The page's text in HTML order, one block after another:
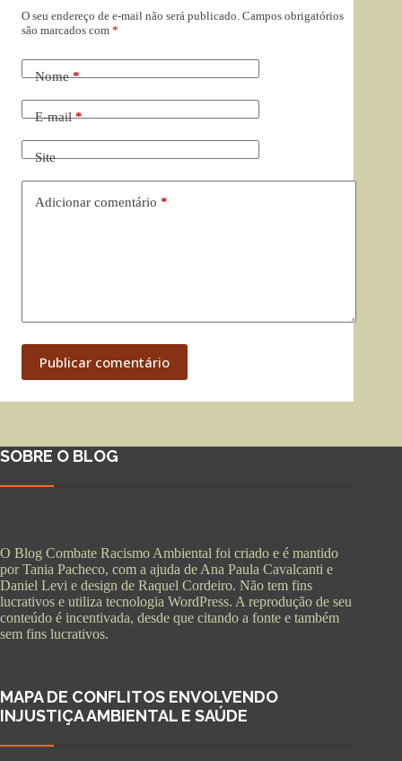
O seu endereço de e-mail não será publicado. Campos obrigatórios
são marcados com *
Nome*
E-mail*
Site
Adicionar comentário *
Publicar comentário
SOBRE O BLOG
O Blog Combate Racismo Ambiental foi criado e é mantido
por Tania Pacheco, com a ajuda de Ana Paula Cavalcanti e
Daniel Levi e design de Raquel Cordeiro. Não tem fins
lucrativos e utiliza tecnologia WordPress. A reprodução de seu
conteúdo é incentivada, desde que citando a fonte e também
sem fins lucrativos.
MAPA DE CONFLITOS ENVOLVENDO
INJUSTIÇA AMBIENTAL E SAÚDE